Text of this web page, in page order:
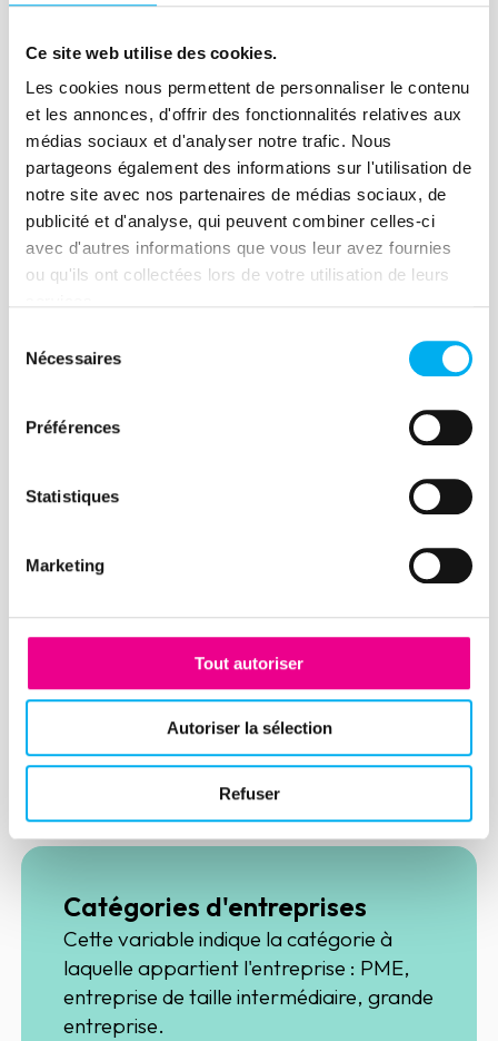
Ce site web utilise des cookies.
Les cookies nous permettent de personnaliser le contenu
et les annonces, d'offrir des fonctionnalités relatives aux
médias sociaux et d'analyser notre trafic. Nous
partageons également des informations sur l'utilisation de
notre site avec nos partenaires de médias sociaux, de
publicité et d'analyse, qui peuvent combiner celles-ci
avec d'autres informations que vous leur avez fournies
ou qu'ils ont collectées lors de votre utilisation de leurs
Nécessaires
Préférences
Statistiques
Marketing
Tout autoriser
Autoriser la sélection
Refuser
Découvrir
French Tech
La French Tech est un label français
startups.
Découvrir
Marché public
titre onéreux entre un acheteur public et
des personnes publiques ou privées, et
qui répond aux besoins de cet acheteur
public en matière de fournitures, services
et travaux.
Découvrir
Catégories d'entreprises
Cette variable indique la catégorie à
laquelle appartient l'entreprise : PME,
entreprise de taille intermédiaire, grande
entreprise.